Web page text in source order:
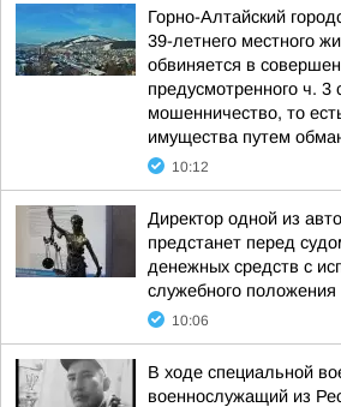
Горно-Алтайский
39-летнего местного
обвиняется в
предусмотренного ч.
мошенничество, то
имущества путем
10:12
Директор одной из
предстанет перед
денежных средств с
служебного положения
10:06
В ходе специальной
военнослужащий из